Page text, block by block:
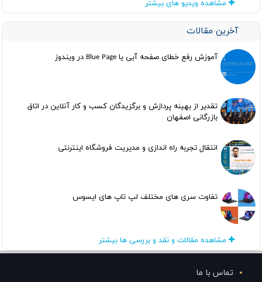
مشاهده ویدیو های بیشتر
آخرین مقالات
آموزش رفع خطای صفحه آبی یا Blue Page در ویندوز
تقدیر از بهینه پردازش و برگزیدگان کسب و کار آنلاین در اتاق
بازرگانی اصفهان
انتقال تجربه راه اندازی و مدیریت فروشگاه اینترنتی
تفاوت سری های مختلف لپ تاپ های ایسوس
مشاهده مقالات و نقد و بررسی ها بیشتر
تماس با ما